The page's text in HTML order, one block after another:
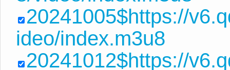
20241005$https://
ideo/index.m3u8
20241012$https://